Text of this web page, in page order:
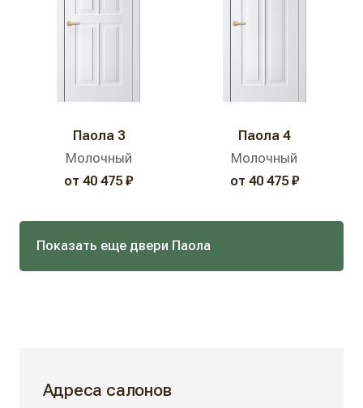
Паола 3
Молочный
от 40 475 ₽
Паола 4
Молочный
от 40 475 ₽
Показать еще двери Паола
Адреса салонов